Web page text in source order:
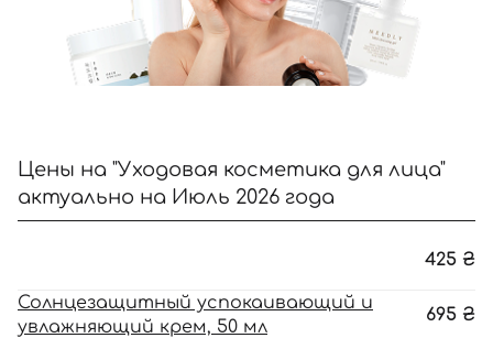
Цены на "Уходовая косметика для лица"
актуально на Июль 2026 года
425 ₴
Солнцезащитный успокаивающий и
увлажняющий крем, 50 мл
695 ₴